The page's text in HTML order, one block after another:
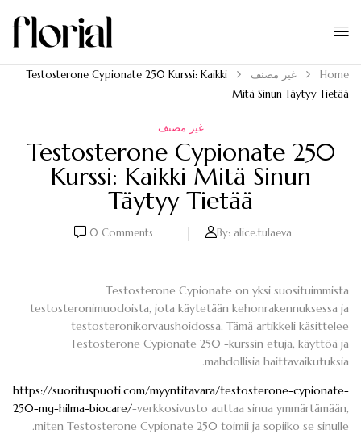
Home غير مصنف
Testosterone Cypionate 250 Kurssi: Kaikki
Mitä Sinun Täytyy Tietää
غير مصنف
Testosterone Cypionate 250
Kurssi: Kaikki Mitä Sinun
Täytyy Tietää
By: alice.tulaeva
0 Comments
Testosterone Cypionate on yksi suosituimmista
testosteronimuodoista, jota käytetään kehonrakennuksessa ja
testosteronikorvaushoidossa. Tämä artikkeli käsittelee
Testosterone Cypionate 250 -kurssin etuja, käyttöä ja
mahdollisia haittavaikutuksia.
https://suorituspuoti.com/myyntitavara/testosterone-cypionate-
250-mg-hilma-biocare/-verkkosivusto auttaa sinua ymmärtämään,
miten Testosterone Cypionate 250 toimii ja sopiiko se sinulle.